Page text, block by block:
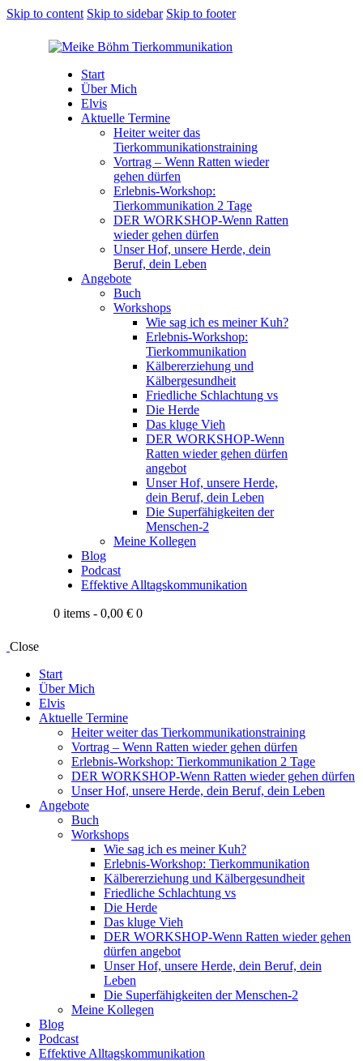
Skip to content Skip to sidebar Skip to footer
Start
Über Mich
Elvis
Aktuelle Termine
Heiter weiter das
Tierkommunikationstraining
Vortrag – Wenn Ratten wieder
gehen dürfen
Erlebnis-Workshop:
Tierkommunikation 2 Tage
DER WORKSHOP-Wenn Ratten
wieder gehen dürfen
Unser Hof, unsere Herde, dein
Beruf, dein Leben
Angebote
Buch
Workshops
Wie sag ich es meiner Kuh?
Erlebnis-Workshop:
Tierkommunikation
Kälbererziehung und
Kälbergesundheit
Friedliche Schlachtung vs
Die Herde
Das kluge Vieh
DER WORKSHOP-Wenn
Ratten wieder gehen dürfen
angebot
Unser Hof, unsere Herde,
dein Beruf, dein Leben
Die Superfähigkeiten der
Menschen-2
Meine Kollegen
Blog
Podcast
Effektive Alltagskommunikation
0 items - 0,00 € 0
Close
Start
Über Mich
Elvis
Aktuelle Termine
Heiter weiter das Tierkommunikationstraining
Vortrag – Wenn Ratten wieder gehen dürfen
Erlebnis-Workshop: Tierkommunikation 2 Tage
DER WORKSHOP-Wenn Ratten wieder gehen dürfen
Unser Hof, unsere Herde, dein Beruf, dein Leben
Angebote
Buch
Workshops
Wie sag ich es meiner Kuh?
Erlebnis-Workshop: Tierkommunikation
Kälbererziehung und Kälbergesundheit
Friedliche Schlachtung vs
Die Herde
Das kluge Vieh
DER WORKSHOP-Wenn Ratten wieder gehen
dürfen angebot
Unser Hof, unsere Herde, dein Beruf, dein
Leben
Die Superfähigkeiten der Menschen-2
Meine Kollegen
Blog
Podcast
Effektive Alltagskommunikation